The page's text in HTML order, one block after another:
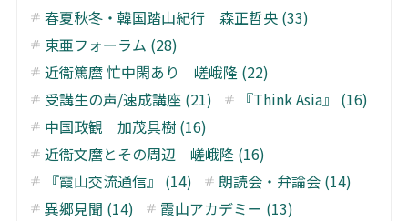
春夏秋冬・韓国踏山紀行 森正哲央 (33)
東亜フォーラム (28)
近衞篤麿 忙中閑あり 嵯峨隆 (22)
受講生の声/速成講座 (21)
『Think Asia』 (16)
中国政観 加茂具樹 (16)
近衞文麿とその周辺 嵯峨隆 (16)
『霞山交流通信』 (14)
朗読会・弁論会 (14)
異郷見聞 (14)
霞山アカデミー (13)